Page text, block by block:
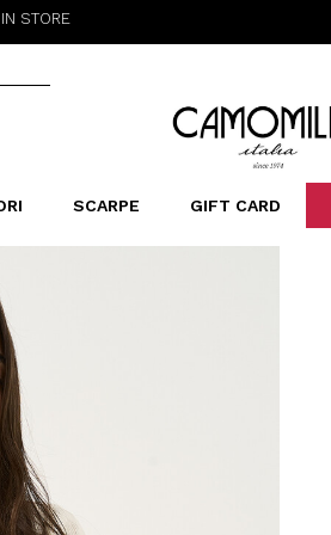
Camomilla Italia®
SCARPE GIFT CARD